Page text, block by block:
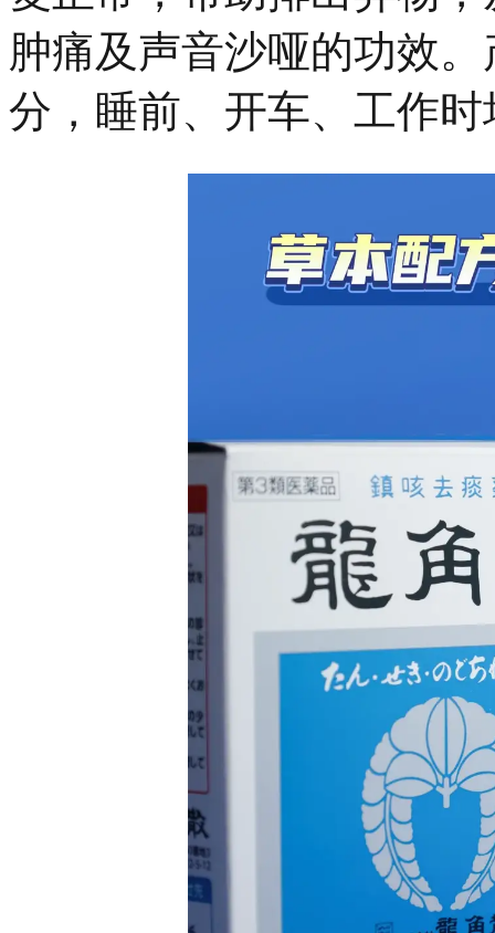
肿痛及声音沙哑的功效
分，睡前、开车、工作